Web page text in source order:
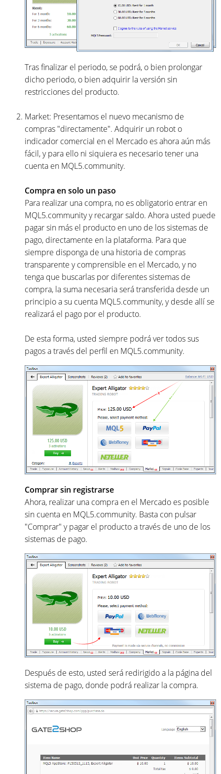
Tras finalizar el periodo, se podrá, o bien prolongar
dicho periodo, o bien adquirir la versión sin
restricciones del producto.
Market: Presentamos el nuevo mecanismo de
compras "directamente". Adquirir un robot o
indicador comercial en el Mercado es ahora aún más
fácil, y para ello ni siquiera es necesario tener una
cuenta en MQL5.community.
Compra en solo un paso
Para realizar una compra, no es obligatorio entrar en
MQL5.community y recargar saldo. Ahora usted puede
pagar sin más el producto en uno de los sistemas de
pago, directamente en la plataforma. Para que
siempre disponga de una historia de compras
transparente y comprensible en el Mercado, y no
tenga que buscarlas por diferentes sistemas de
compra, la suma necesaria será transferida desde un
principio a su cuenta MQL5.community, y desde allí se
realizará el pago por el producto.
De esta forma, usted siempre podrá ver todos sus
pagos a través del perfil en MQL5.community.
Comprar sin registrarse
Ahora, realizar una compra en el Mercado es posible
sin cuenta en MQL5.community. Basta con pulsar
"Comprar" y pagar el producto a través de uno de los
sistemas de pago.
Después de esto, usted será redirigido a la página del
sistema de pago, donde podrá realizar la compra.